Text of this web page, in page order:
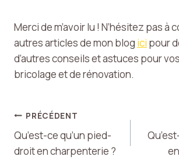
Merci de m’avoir lu ! N’hésitez pas à
autres articles de mon blog ici pour
d’autres conseils et astuces pour
bricolage et de rénovation.
Navigation
de
PRÉCÉDENT
Qu’est-ce qu’un pied-
droit en charpenterie ?